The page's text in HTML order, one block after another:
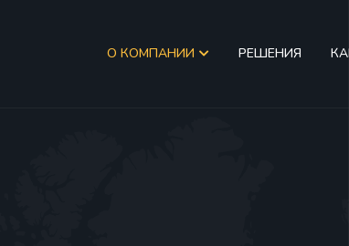
О КОМПАНИИ РЕШЕНИЯ